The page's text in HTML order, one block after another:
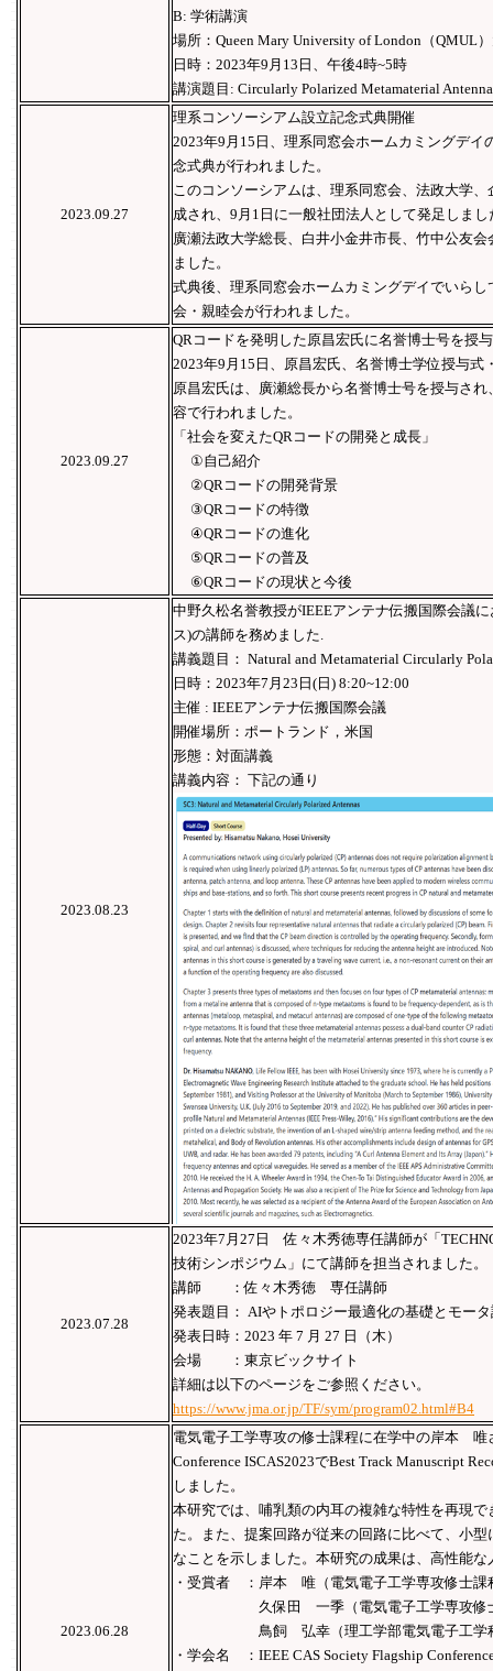
B: 学術講演
場所：Queen Mary University of London（QMUL
日時：2023年9月13日、午後4時~5時
講演題目: Circularly Polarized Metamaterial
2023.09.27
理系コンソーシアム設立記念式典開催
2023年9月15日、理系同窓会ホームカミングデイ
念式典が行われました。
このコンソーシアムは、理系同窓会、法政大学
成され、9月1日に一般社団法人として発足しまし
廣瀬法政大学総長、白井小金井市長、竹中公友
ました。
式典後、理系同窓会ホームカミングデイでいら
会・親睦会が行われました。
2023.09.27
QRコードを発明した原昌宏氏に名誉博士号を授与
2023年9月15日、原昌宏氏、名誉博士学位授与式
原昌宏氏は、廣瀬総長から名誉博士号を授与さ
容で行われました。
「社会を変えたQRコードの開発と成長」
①自己紹介
②QRコードの開発背景
③QRコードの特徴
④QRコードの進化
⑤QRコードの普及
⑥QRコードの現状と今後
2023.08.23
中野久松名誉教授がIEEEアンテナ伝搬国際会議
ス)の講師を務めました.
講義題目： Natural and Metamaterial Circularly
日時：2023年7月23日(日) 8:20~12:00
主催 : IEEEアンテナ伝搬国際会議
開催場所：ポートランド，米国
形態：対面講義
講義内容： 下記の通り
2023.07.28
2023年7月27日 佐々木秀徳専任講師が「
技術シンポジウム」にて講師を担当されました。
講師 ：佐々木秀徳 専任講師
発表題目： AIやトポロジー最適化の基礎とモー
発表日時：2023 年 7 月 27 日（木）
会場 ：東京ビックサイト
詳細は以下のページをご参照ください。
https://www.jma.or.jp/TF/sym/program02.html#B4
2023.06.28
電気電子工学専攻の修士課程に在学中の岸本 唯
Conference ISCAS2023でBest Track Manuscript
しました。
本研究では、哺乳類の内耳の複雑な特性を再現
た。また、提案回路が従来の回路に比べて、小
なことを示しました。本研究の成果は、高性能
・受賞者 ：岸本 唯（電気電子工学専攻修士課
久保田 一季（電気電子工学専攻修士
鳥飼 弘幸（理工学部電気電子工学科
・学会名 ：IEEE CAS Society Flagship